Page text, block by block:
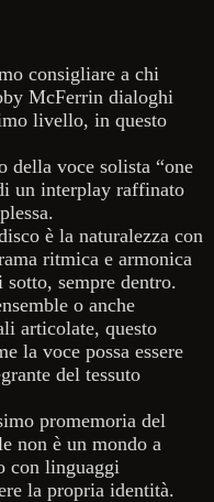
consigliare a chi
McFerrin dialoghi
livello, in questo
della voce solista “one
un interplay raffinato
è la naturalezza con
ritmica e armonica
sempre dentro.
o anche
articolate, questo
la voce possa essere
del tessuto
promemoria del
non è un mondo a
con linguaggi
la propria identità.